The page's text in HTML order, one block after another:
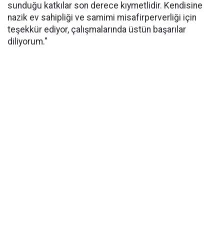
sunduğu katkılar son derece kıymetlidir. Kendisine
nazik ev sahipliği ve samimi misafirperverliği için
teşekkür ediyor, çalışmalarında üstün başarılar
diliyorum."